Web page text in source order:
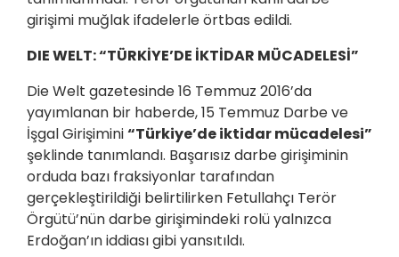
girişimi muğlak ifadelerle örtbas edildi.
DIE WELT: “TÜRKİYE’DE İKTİDAR MÜCADELESİ”
Die Welt gazetesinde 16 Temmuz 2016’da
yayımlanan bir haberde, 15 Temmuz Darbe ve
İşgal Girişimini“Türkiye’de iktidar mücadelesi”
şeklinde tanımlandı. Başarısız darbe girişiminin
orduda bazı fraksiyonlar tarafından
gerçekleştirildiği belirtilirken Fetullahçı Terör
Örgütü’nün darbe girişimindeki rolü yalnızca
Erdoğan’ın iddiası gibi yansıtıldı.